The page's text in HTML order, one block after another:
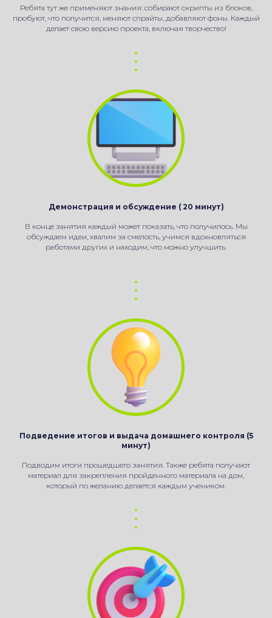
Ребята тут же применяют знания: собирают скрипты из блоков,
пробуют, что получится, меняют спрайты, добавляют фоны. Каждый
делает свою версию проекта, включая творчество!
Демонстрация и обсуждение ( 20 минут)
В конце занятия каждый может показать, что получилось. Мы
обсуждаем идеи, хвалим за смелость, учимся вдохновляться
работами других и находим, что можно улучшить.
Подведение итогов и выдача домашнего контроля (5
минут)
Подводим итоги прошедшего занятия. Также ребята получают
материал для закрепления пройденного материала на дом,
который по желанию делается каждым учеником.